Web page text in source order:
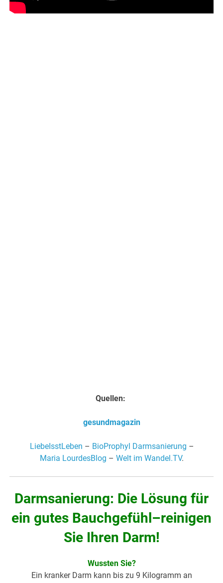
Quellen:
gesundmagazin
LiebeIsstLeben – BioProphyl Darmsanierung –
Maria LourdesBlog – Welt im Wandel.TV.
Darmsanierung: Die Lösung für
ein gutes Bauchgefühl–reinigen
Sie Ihren Darm!
Wussten Sie?
Ein kranker Darm kann bis zu 9 Kilogramm an